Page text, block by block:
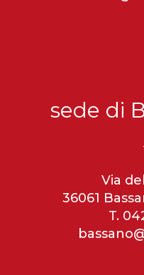
sede di
Via
36061
T.